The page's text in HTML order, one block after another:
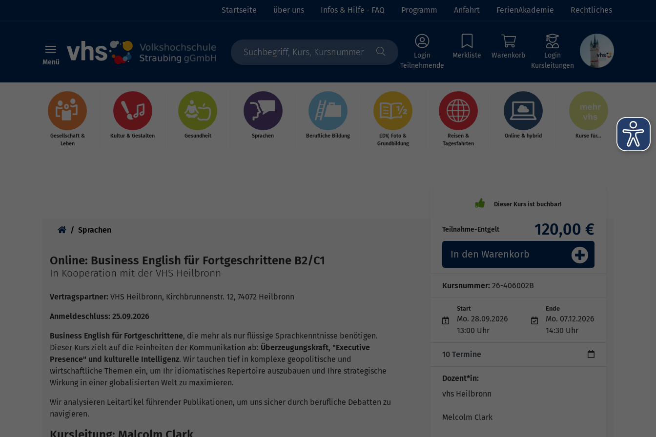
Startseite über uns Infos & Hilfe - FAQ Programm Anfahrt FerienAkademie Rechtliches
Menü
Login
Teilnehmende
Merkliste Warenkorb
Login
Kursleitungen
Gesellschaft &
Leben
Kultur & Gestalten Gesundheit Sprachen Berufliche Bildung
EDV, Foto &
Grundbildung
Reisen &
Tagesfahrten
Online & hybrid Kurse für...
Sprachen
Online: Business English für Fortgeschrittene B2/C1
In Kooperation mit der VHS Heilbronn
Vertragspartner: VHS Heilbronn, Kirchbrunnenstr. 12, 74072 Heilbronn
Anmeldeschluss: 25.09.2026
Business English für Fortgeschrittene, die mehr als nur flüssige Sprachkenntnisse benötigen.
Dieser Kurs zielt auf die Feinheiten der Kommunikation ab: Überzeugungskraft, "Executive
Presence" und kulturelle Intelligenz. Wir tauchen tief in komplexe geopolitische und
wirtschaftliche Themen ein, um Ihr idiomatisches Repertoire auszubauen und Ihre strategische
Wirkung in einer globalisierten Welt zu maximieren.
Wir analysieren Leitartikel führender Publikationen, um uns sicher durch berufliche Debatten zu
navigieren.
Teilnahme-Entgelt 120,00 €
In den Warenkorb
Kursnummer: 26-406002B
Start
Mo. 28.09.2026
13:00 Uhr
Ende
Mo. 07.12.2026
14:30 Uhr
10 Termine
Dozent*in:
vhs Heilbronn
Melcolm Clark